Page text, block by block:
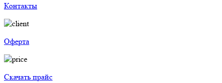
Контакты
Оферта
Скачать прайс